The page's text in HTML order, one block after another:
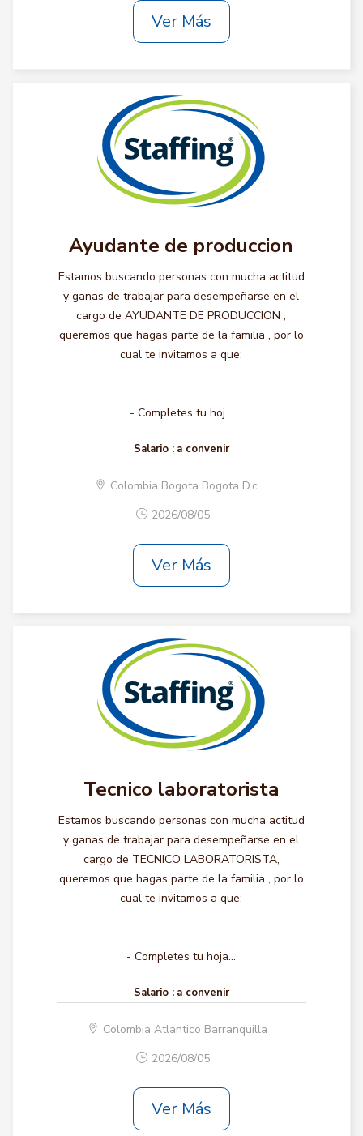
Ver Más
Ayudante de produccion
Estamos buscando personas con mucha actitud
y ganas de trabajar para desempeñarse en el
cargo de AYUDANTE DE PRODUCCION ,
queremos que hagas parte de la familia , por lo
cual te invitamos a que:
- Completes tu hoj...
Salario : a convenir
Colombia Bogota Bogota D.c.
2026/08/05
Ver Más
Tecnico laboratorista
Estamos buscando personas con mucha actitud
y ganas de trabajar para desempeñarse en el
cargo de TECNICO LABORATORISTA,
queremos que hagas parte de la familia , por lo
cual te invitamos a que:
- Completes tu hoja...
Salario : a convenir
Colombia Atlantico Barranquilla
2026/08/05
Ver Más